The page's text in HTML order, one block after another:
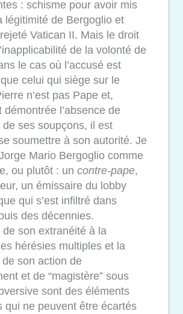
: schisme pour avoir mis
légitimité de Bergoglio et
Vatican II. Mais le droit
de la volonté de
le cas où l’accusé est
celui qui siège sur le
n’est pas Pape et,
démontrée l’absence de
ses soupçons, il est
soumettre à son autorité. Je
Mario Bergoglio comme
ou plutôt : un contre-pape,
un émissaire du lobby
qui s’est infiltré dans
des décennies.
de son extranéité à la
hérésies multiples et la
son action de
et de “magistère” sous
sont des éléments
qui ne peuvent être écartés